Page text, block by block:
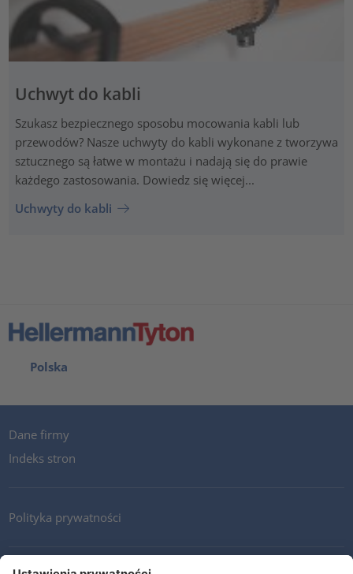
Uchwyt do kabli
Szukasz bezpiecznego sposobu mocowania kabli lub
przewodów? Nasze uchwyty do kabli wykonane z tworzywa
sztucznego są łatwe w montażu i nadają się do prawie
każdego zastosowania. Dowiedz się więcej...
Uchwyty do kabli
Polska
Dane firmy
Indeks stron
Polityka prywatności